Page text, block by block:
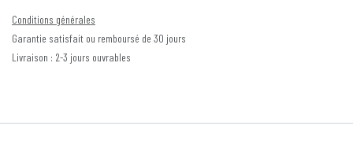
Conditions générales
Garantie satisfait ou remboursé de 30 jours
Livraison : 2-3 jours ouvrables